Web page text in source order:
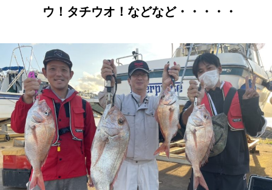
ウ！タチウオ！などなど・・・・・